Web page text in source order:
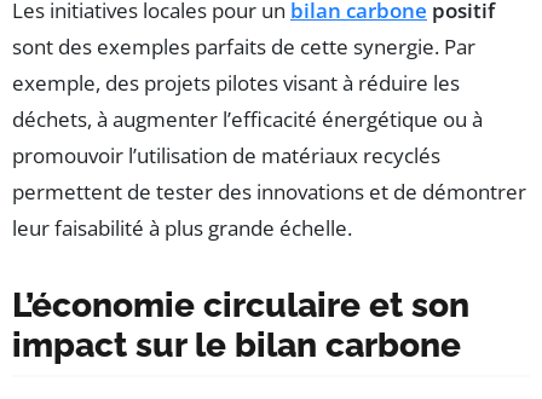
Les initiatives locales pour un bilan carbone positif
sont des exemples parfaits de cette synergie. Par
exemple, des projets pilotes visant à réduire les
déchets, à augmenter l’efficacité énergétique ou à
promouvoir l’utilisation de matériaux recyclés
permettent de tester des innovations et de démontrer
leur faisabilité à plus grande échelle.
L’économie circulaire et son
impact sur le bilan carbone